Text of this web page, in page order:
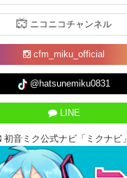
ニコニコチャンネル
cfm_miku_official
@hatsunemiku0831
LINE
初音ミク公式ナビ「ミクナビ」